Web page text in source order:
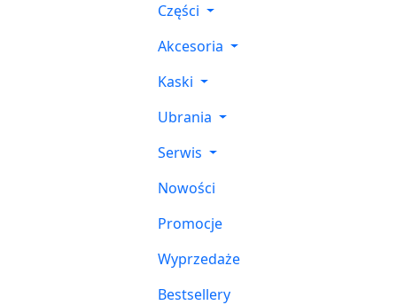
Części
Akcesoria
Kaski
Ubrania
Serwis
Nowości
Promocje
Wyprzedaże
Bestsellery